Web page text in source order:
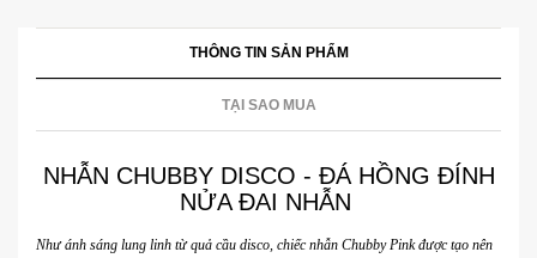
THÔNG TIN SẢN PHẨM
TẠI SAO MUA
NHẪN CHUBBY DISCO - ĐÁ HỒNG ĐÍNH
NỬA ĐAI NHẪN
Như ánh sáng lung linh từ quả cầu disco, chiếc nhẫn Chubby Pink được tạo nên